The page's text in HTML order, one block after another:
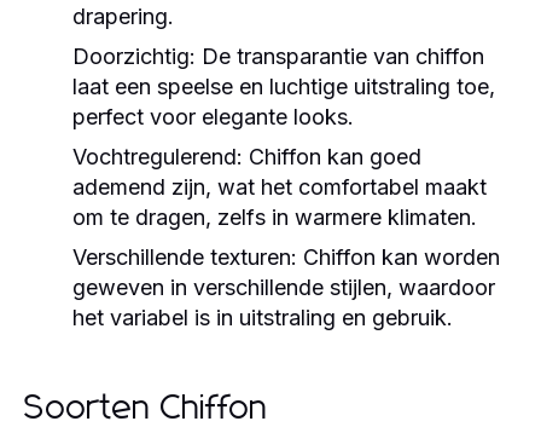
drapering.
Doorzichtig: De transparantie van chiffon
laat een speelse en luchtige uitstraling toe,
perfect voor elegante looks.
Vochtregulerend: Chiffon kan goed
ademend zijn, wat het comfortabel maakt
om te dragen, zelfs in warmere klimaten.
Verschillende texturen: Chiffon kan worden
geweven in verschillende stijlen, waardoor
het variabel is in uitstraling en gebruik.
Soorten Chiffon